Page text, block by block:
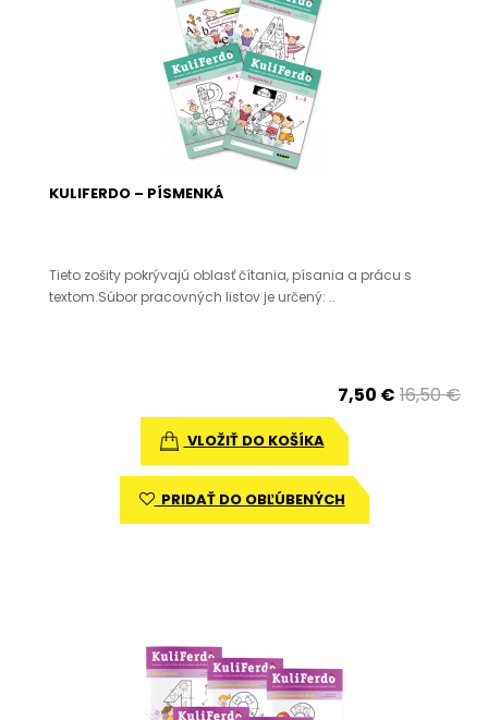
KULIFERDO – PÍSMENKÁ
Tieto zošity pokrývajú oblasť čítania, písania a prácu s
textom.Súbor pracovných listov je určený: ..
7,50 € 16,50 €
VLOŽIŤ DO KOŠÍKA
PRIDAŤ DO OBĽÚBENÝCH